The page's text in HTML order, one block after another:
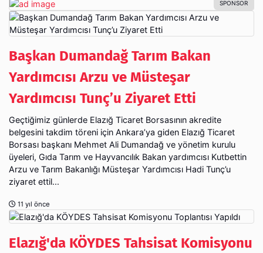
Başkan Dumandağ Tarım Bakan
Yardımcısı Arzu ve Müsteşar
Yardımcısı Tunç’u Ziyaret Etti
Geçtiğimiz günlerde Elazığ Ticaret Borsasının akredite
belgesini takdim töreni için Ankara’ya giden Elazığ Ticaret
Borsası başkanı Mehmet Ali Dumandağ ve yönetim kurulu
üyeleri, Gıda Tarım ve Hayvancılık Bakan yardımcısı Kutbettin
Arzu ve Tarım Bakanlığı Müsteşar Yardımcısı Hadi Tunç’u
ziyaret ettil...
11 yıl önce
Elazığ'da KÖYDES Tahsisat Komisyonu